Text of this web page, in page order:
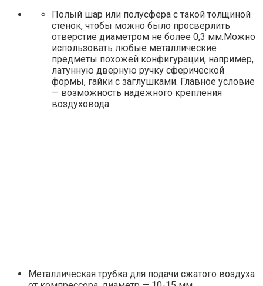
Полый шар или полусфера с такой толщиной
стенок, чтобы можно было просверлить
отверстие диаметром не более 0,3 мм.Можно
использовать любые металлические
предметы похожей конфигурации, например,
латунную дверную ручку сферической
формы, гайки с заглушками. Главное условие
— возможность надежного крепления
воздуховода.
Металлическая трубка для подачи сжатого воздуха